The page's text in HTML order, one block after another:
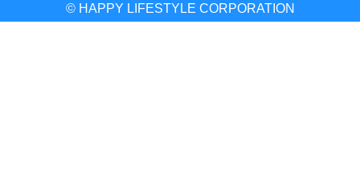
© HAPPY LIFESTYLE CORPORATION